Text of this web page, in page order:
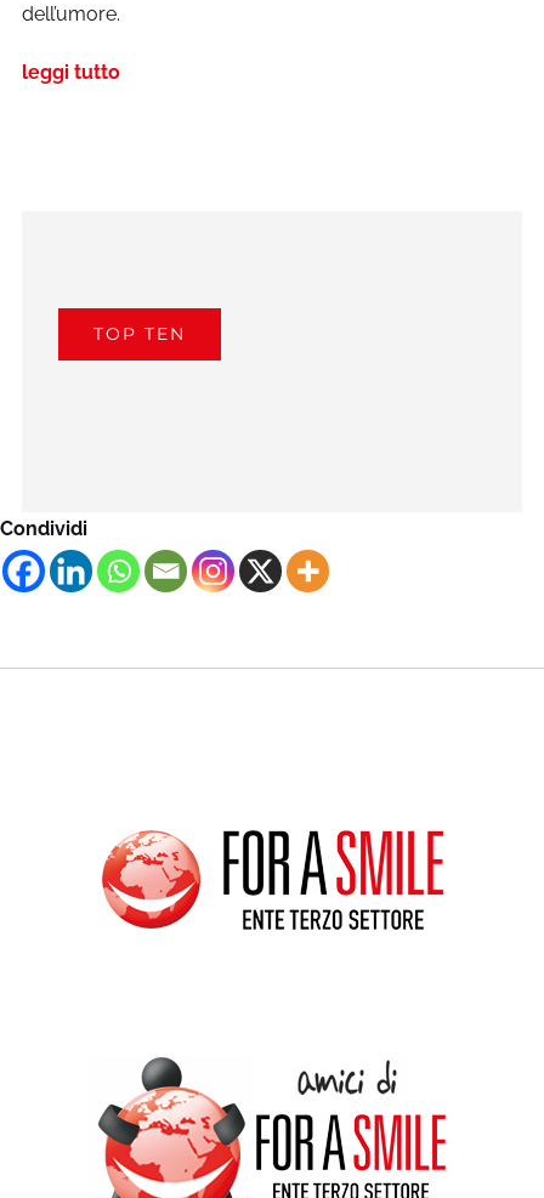
dell’umore.
leggi tutto
TOP TEN
Condividi